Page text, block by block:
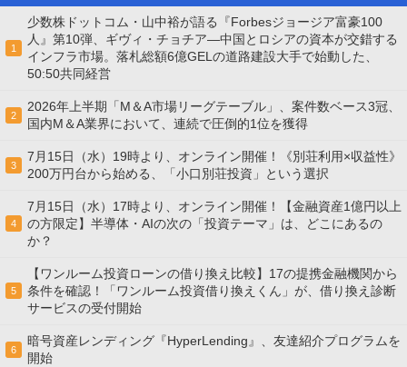
1
少数株ドットコム・山中裕が語る『Forbesジョージア富豪100
人』第10弾、ギヴィ・チョチア―中国とロシアの資本が交錯する
インフラ市場。落札総額6億GELの道路建設大手で始動した、
50:50共同経営
2
2026年上半期「M＆A市場リーグテーブル」、案件数ベース3冠、
国内M＆A業界において、連続で圧倒的1位を獲得
3
7月15日（水）19時より、オンライン開催！《別荘利用×収益性》
200万円台から始める、「小口別荘投資」という選択
4
7月15日（水）17時より、オンライン開催！【金融資産1億円以上
の方限定】半導体・AIの次の「投資テーマ」は、どこにあるの
か？
5
【ワンルーム投資ローンの借り換え比較】17の提携金融機関から
条件を確認！「ワンルーム投資借り換えくん」が、借り換え診断
サービスの受付開始
6
暗号資産レンディング『HyperLending』、友達紹介プログラムを
開始